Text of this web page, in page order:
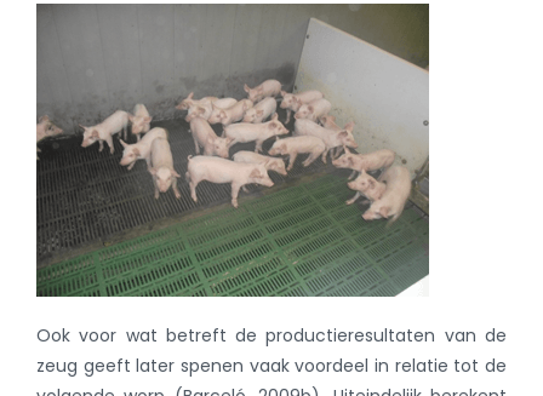
Ook voor wat betreft de productieresultaten van de
zeug geeft later spenen vaak voordeel in relatie tot de